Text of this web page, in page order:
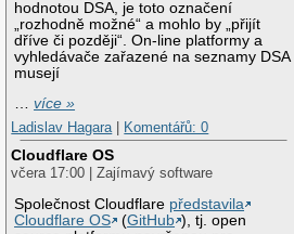
hodnotou DSA, je toto označení
„rozhodně možné“ a mohlo by „přijít
dříve či později“. On-line platformy a
vyhledávače zařazené na seznamy DSA
musejí
…více »
Ladislav Hagara
Komentářů: 0
Cloudflare OS
včera 17:00 | Zajímavý software
Společnost Cloudflare představila
Cloudflare OS
(GitHub ), tj. open